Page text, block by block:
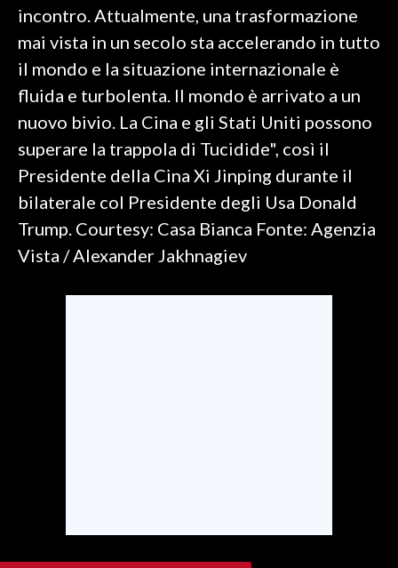
MOTORI
TENNIS
ALTRI SPORT
SPETTACOLI
GOSSIP
SALUTE
incontro. Attualmente, una trasformazione
mai vista in un secolo sta accelerando in tutto
il mondo e la situazione internazionale è
fluida e turbolenta. Il mondo è arrivato a un
nuovo bivio. La Cina e gli Stati Uniti possono
superare la trappola di Tucidide", così il
Presidente della Cina Xi Jinping durante il
bilaterale col Presidente degli Usa Donald
Trump. Courtesy: Casa Bianca Fonte: Agenzia
Vista / Alexander Jakhnagiev